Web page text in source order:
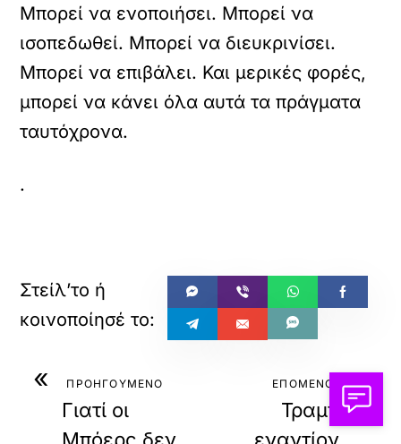
Μπορεί να ενοποιήσει. Μπορεί να
ισοπεδωθεί. Μπορεί να διευκρινίσει.
Μπορεί να επιβάλει. Και μερικές φορές,
μπορεί να κάνει όλα αυτά τα πράγματα
ταυτόχρονα.
.
« ΠΡΟΗΓΟΥΜΕΝΟ
Γιατί οι
»
ΕΠΟΜΕΝΟ
Τραμπ